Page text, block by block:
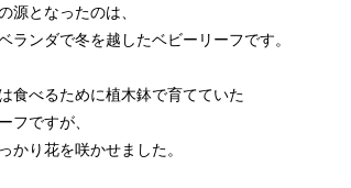
源となったのは、
ランダで冬を越したベビーリーフです。
食べるために植木鉢で育てていた
フですが、
かり花を咲かせました。